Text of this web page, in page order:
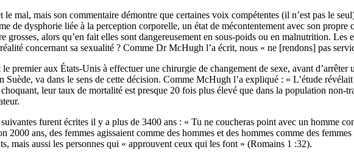
mal, mais son commentaire démontre que certaines voix compétentes (il n’est pas le
de dysphorie liée à la perception corporelle, un état de mécontentement avec son
grosses, alors qu’en fait elles sont dangereusement en sous-poids ou en malnutrition.
concernant sa sexualité ? Comme Dr McHugh l’a écrit, nous « ne [rendons] pas
aux États-Unis à effectuer une chirurgie de changement de sexe, avant d’arrêter
va dans le sens de cette décision. Comme McHugh l’a expliqué : « L’étude
leur taux de mortalité est presque 20 fois plus élevé que dans la population non-
furent écrites il y a plus de 3400 ans : « Tu ne coucheras point avec un homme
ans, des femmes agissaient comme des hommes et des hommes comme des
mais aussi les personnes qui « approuvent ceux qui les font » (Romains 1 :32).